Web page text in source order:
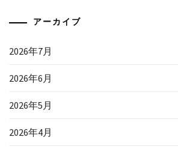
アーカイブ
2026年7月
2026年6月
2026年5月
2026年4月